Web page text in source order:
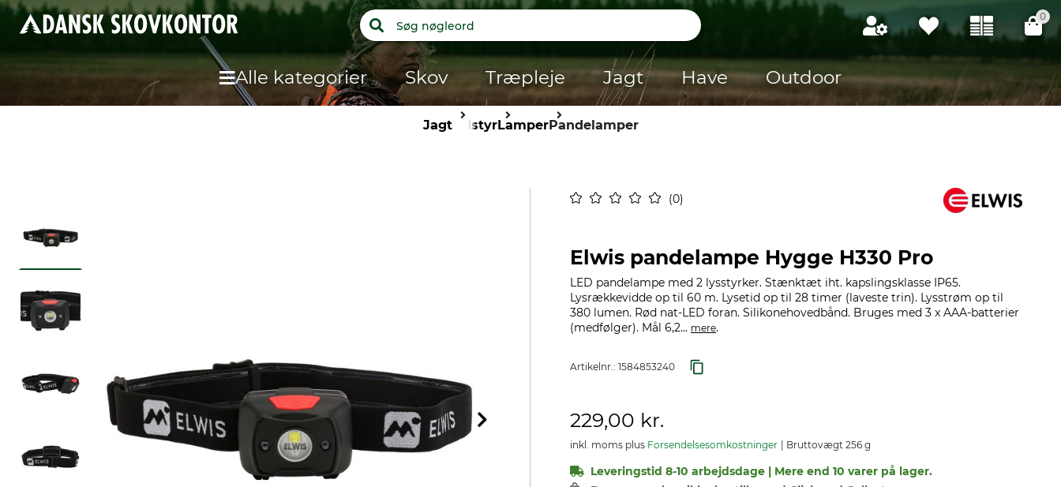
0
Alle kategorier Skov Træpleje Jagt Have Outdoor
JagtUdstyrLamperPandelamper
0
Elwis pandelampe Hygge H330 Pro
LED pandelampe med 2 lysstyrker. Stænktæt iht. kapslingsklasse IP65.
Lysrækkevidde op til 60 m. Lysetid op til 28 timer (laveste trin). Lysstrøm op til
380 lumen. Rød nat-LED foran. Silikonehovedbånd. Bruges med 3 x AAA-batterier
(medfølger). Mål 6,2... mere.
Artikelnr.: 1584853240
229,00 kr.
inkl. moms plus Forsendelsesomkostninger Bruttovægt 256 g
Leveringstid 8-10 arbejdsdage | Mere end 10 varer på lager.